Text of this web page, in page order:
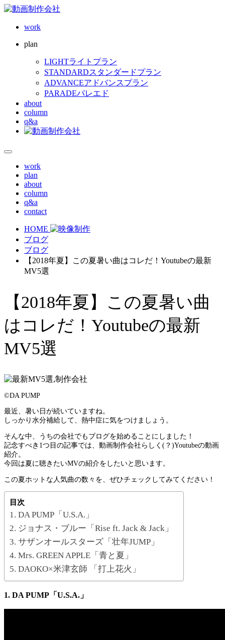
work
plan
LIGHTライトプラン
STANDARDスタンダードプラン
ADVANCEアドバンスプラン
PARADEパレエド
about
column
q&a
work
plan
about
column
q&a
contact
HOME
ブログ
ブログ
【2018年夏】この夏暑い曲はコレだ！Youtubeの最新
MV5選
【2018年夏】この夏暑い曲
はコレだ！Youtubeの最新
MV5選
©️DA PUMP
最近、暑い日が続いていますね。
しっかり水分補給して、熱中症に気をつけましょう。
そんな中、うちの会社でもブログを始めることにしました！
記念すべき1つ目の記事では、動画制作会社らしく(？)Youtubeの動画
紹介。
今回は夏に聴きたいMVの紹介をしたいと思います。
この夏ホットな人気曲の数々を、ぜひチェックしてみてください！
目次
1. DA PUMP「U.S.A.」
2. ジョナス・ブルー「Rise ft. Jack & Jack」
3. サザンオールスターズ「壮年JUMP」
4. Mrs. GREEN APPLE「青と夏」
5. DAOKO×米津玄師 「打上花火」
1. DA PUMP「U.S.A.」